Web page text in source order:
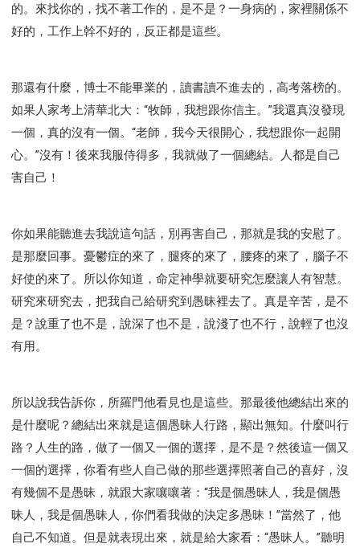
的。來找你的，找不著工作的，是不是？一身病的，家裡關係不
好的，工作上幹不好的，反正都是這些。
那還有什麼，博士不能畢業的，讀書讀不進去的，高考落榜的。
如果人家考上清華北大：“牧師，我想跟你信主。”我還真沒發現
一個，真的沒有一個。“老師，我今天很開心，我想跟你一起開
心。”沒有！後來我服侍得多，我就做了一個總結。人都是自己
害自己！
你如果能聽進去我說這句話，別再害自己，那就是我的安慰了。
是那麼回事。憂鬱症的來了，腿疼的來了，腰疼的來了，腦子不
好使的來了。所以你知道，命定神學就要研究怎麼讓人有智慧。
研究來研究去，把我自己給研究到愚昧裡去了。真是辛苦，是不
是？說重了也不是，說深了也不是，說淺了也不行，說輕了也沒
有用。
所以說我告訴你，所羅門他看見也是這些。那最後他總結出來的
是什麼呢？總結出來就是這個愚昧人行路，顯出無知。什麼叫行
路？人生的路，做了一個又一個的選擇，是不是？然後這一個又
一個的選擇，你看有些人自己做的那些選擇照著自己的喜好，沒
有幾個不是愚昧，就跟大家嚷嚷著：“我是個愚昧人，我是個愚
昧人，我是個愚昧人，你們看我做的決定多愚昧！”當然了，他
自己不知道。但是就表現出來，就是給大家看：“愚昧人。”聽明